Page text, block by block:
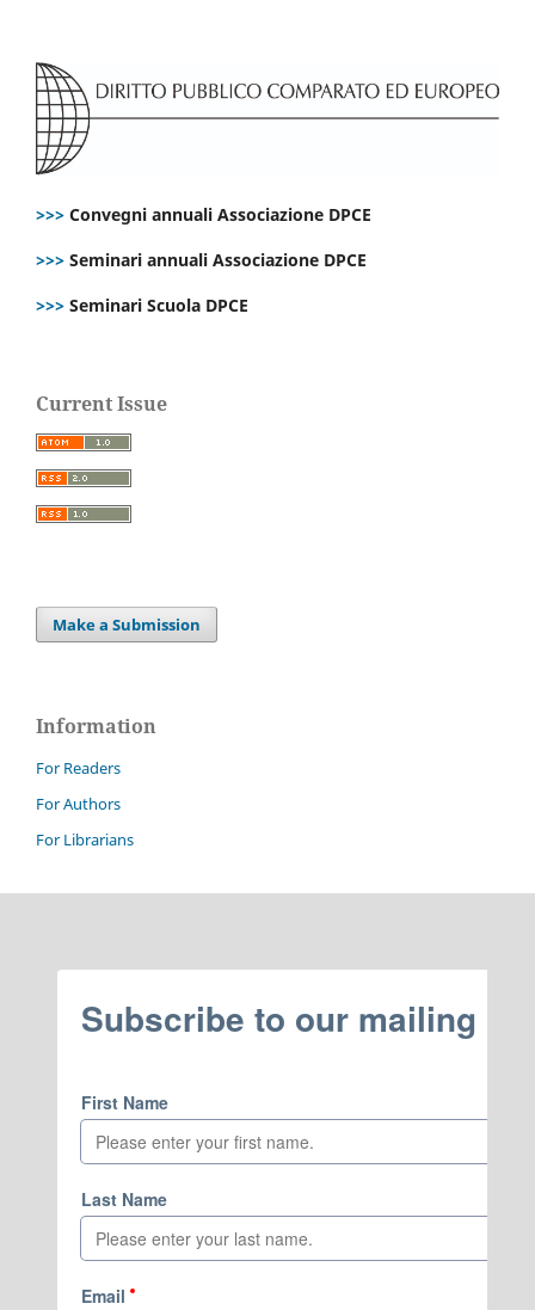
>>> Convegni annuali Associazione DPCE
>>> Seminari annuali Associazione DPCE
>>> Seminari Scuola DPCE
Current Issue
Make a Submission
Information
For Readers
For Authors
For Librarians